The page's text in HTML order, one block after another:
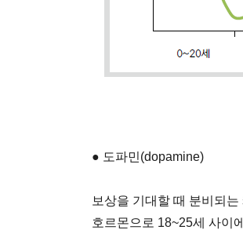
● 도파민(dopamine)
보상을 기대할 때 분비되
호르몬으로 18~25세 사이